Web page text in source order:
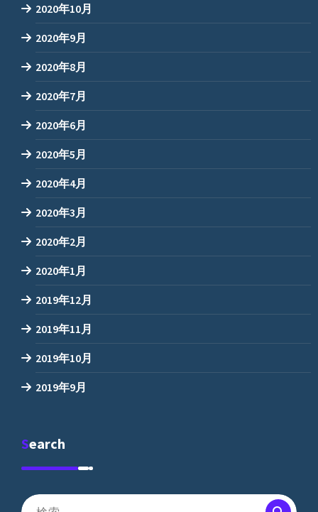
2020年10月
2020年9月
2020年8月
2020年7月
2020年6月
2020年5月
2020年4月
2020年3月
2020年2月
2020年1月
2019年12月
2019年11月
2019年10月
2019年9月
Search
検